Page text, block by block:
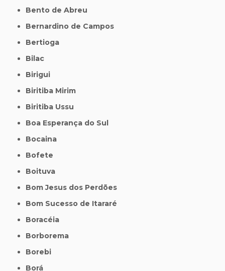
Bento de Abreu
Bernardino de Campos
Bertioga
Bilac
Birigui
Biritiba Mirim
Biritiba Ussu
Boa Esperança do Sul
Bocaina
Bofete
Boituva
Bom Jesus dos Perdões
Bom Sucesso de Itararé
Boracéia
Borborema
Borebi
Borá